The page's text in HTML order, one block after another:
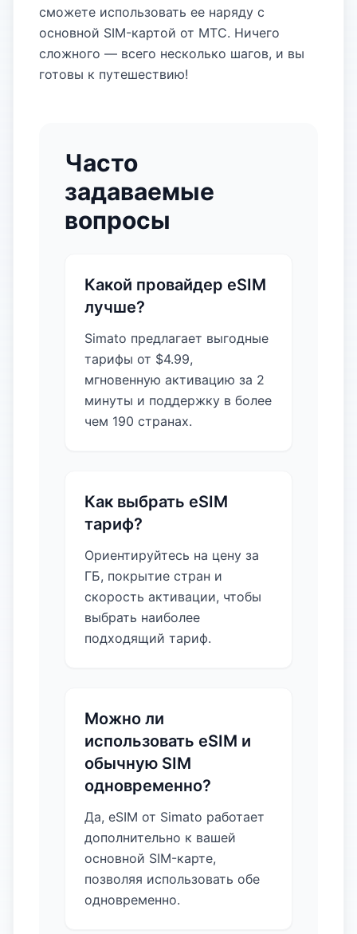
сможете использовать ее наряду с
основной SIM-картой от МТС. Ничего
сложного — всего несколько шагов, и вы
готовы к путешествию!
Часто
задаваемые
вопросы
Какой провайдер eSIM
лучше?
Simato предлагает выгодные
тарифы от $4.99,
мгновенную активацию за 2
минуты и поддержку в более
чем 190 странах.
Как выбрать eSIM
тариф?
Ориентируйтесь на цену за
ГБ, покрытие стран и
скорость активации, чтобы
выбрать наиболее
подходящий тариф.
Можно ли
использовать eSIM и
обычную SIM
одновременно?
Да, eSIM от Simato работает
дополнительно к вашей
основной SIM-карте,
позволяя использовать обе
одновременно.